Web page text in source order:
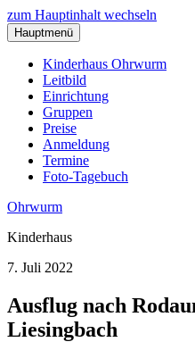
zum Hauptinhalt wechseln
Hauptmenü
Kinderhaus Ohrwurm
Leitbild
Einrichtung
Gruppen
Preise
Anmeldung
Termine
Foto-Tagebuch
Ohrwurm
Kinderhaus
7. Juli 2022
Ausflug nach
Liesingbach